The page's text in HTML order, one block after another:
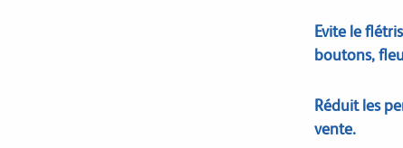
Evite le
boutons,
Réduit les
vente.